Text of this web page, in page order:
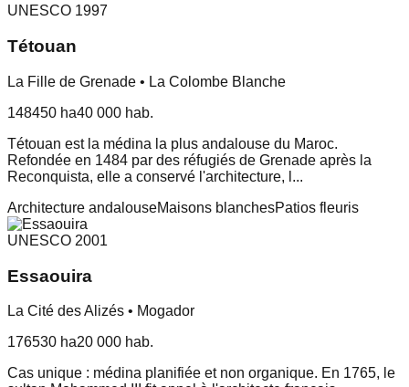
UNESCO 1997
Tétouan
La Fille de Grenade • La Colombe Blanche
148450 ha40 000 hab.
Tétouan est la médina la plus andalouse du Maroc.
Refondée en 1484 par des réfugiés de Grenade après la
Reconquista, elle a conservé l'architecture, l ...
Architecture andalouseMaisons blanchesPatios fleuris
UNESCO 2001
Essaouira
La Cité des Alizés • Mogador
176530 ha20 000 hab.
Cas unique : médina planifiée et non organique. En 1765, le